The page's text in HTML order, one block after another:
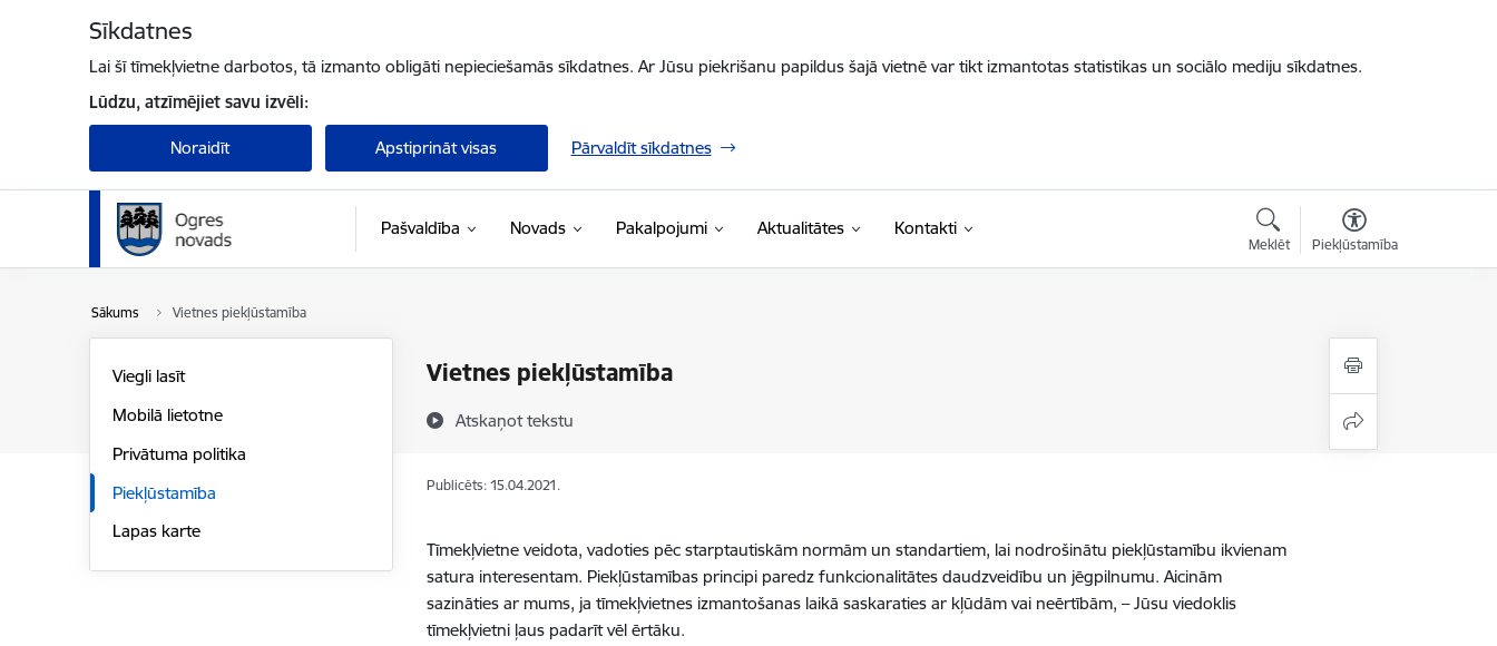
Sīkdatnes
Lai šī tīmekļvietne darbotos, tā izmanto obligāti nepieciešamās sīkdatnes. Ar Jūsu piekrišanu papildus šajā vietnē var tikt izmantotas statistikas un sociālo mediju sīkdatnes.
Lūdzu, atzīmējiet savu izvēli:
Noraidīt Apstiprināt visas Pārvaldīt sīkdatnes
Pašvaldība Novads Pakalpojumi Aktualitātes Kontakti
Meklēt Piekļūstamība
Sākums Vietnes piekļūstamība
Vietnes piekļūstamība
Atskaņot tekstu
Viegli lasīt
Mobilā lietotne
Privātuma politika
Piekļūstamība
Lapas karte
Publicēts: 15.04.2021.
Tīmekļvietne veidota, vadoties pēc starptautiskām normām un standartiem, lai nodrošinātu piekļūstamību ikvienam
satura interesentam. Piekļūstamības principi paredz funkcionalitātes daudzveidību un jēgpilnumu. Aicinām
sazināties ar mums, ja tīmekļvietnes izmantošanas laikā saskaraties ar kļūdām vai neērtībām, – Jūsu viedoklis
tīmekļvietni ļaus padarīt vēl ērtāku.